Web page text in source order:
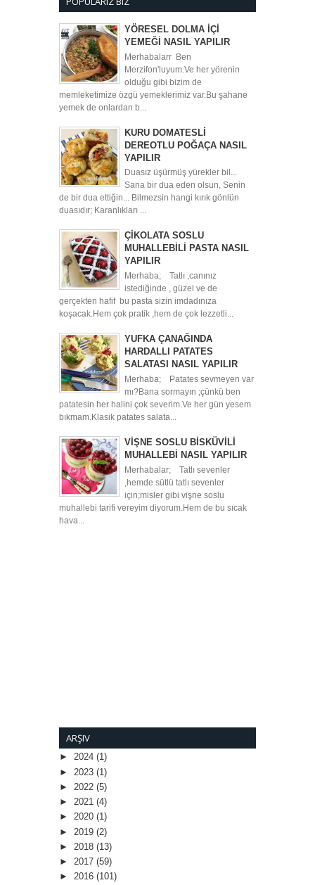
YÖRESEL DOLMA İÇİ
YEMEĞİ NASIL YAPILIR
Merhabalarr Ben
Merzifon'luyum.Ve her yörenin
olduğu gibi bizim de
memleketimize özgü yemeklerimiz var.Bu şahane
yemek de onlardan b...
KURU DOMATESLİ
DEREOTLU POĞAÇA NASIL
YAPILIR
Duasız üşürmüş yürekler bil...
Sana bir dua eden olsun, Senin
de bir dua ettiğin... Bilmezsin hangi kırık gönlün
duasıdır; Karanlıkları ...
ÇİKOLATA SOSLU
MUHALLEBİLİ PASTA NASIL
YAPILIR
Merhaba; Tatlı ,canınız
istediğinde , güzel ve de
gerçekten hafif bu pasta sizin imdadınıza
koşacak.Hem çok pratik ,hem de çok lezzetli...
YUFKA ÇANAĞINDA
HARDALLI PATATES
SALATASI NASIL YAPILIR
Merhaba; Patates sevmeyen var
mı?Bana sormayın ;çünkü ben
patatesin her halini çok severim.Ve her gün yesem
bıkmam.Klasik patates salata...
VİŞNE SOSLU BİSKÜVİLİ
MUHALLEBİ NASIL YAPILIR
Merhabalar; Tatlı sevenler
,hemde sütlü tatlı sevenler
için;misler gibi vişne soslu
muhallebi tarifi vereyim diyorum.Hem de bu sıcak
hava...
ARŞIV
► 2024 (1)
► 2023 (1)
► 2022 (5)
► 2021 (4)
► 2020 (1)
► 2019 (2)
► 2018 (13)
► 2017 (59)
► 2016 (101)